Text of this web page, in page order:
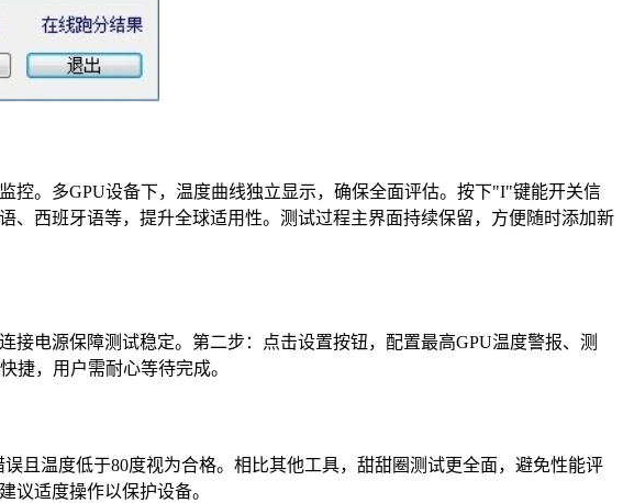
控。多GPU设备下，温度曲线独立显示，确保全面评估。按下"I"键能开关信
西班牙语等，提升全球适用性。测试过程主界面持续保留，方便随时添加新
电源保障测试稳定。第二步：点击设置按钮，配置最高GPU温度警报、测
捷，用户需耐心等待完成。
且温度低于80度视为合格。相比其他工具，甜甜圈测试更全面，避免性能评
议适度操作以保护设备。